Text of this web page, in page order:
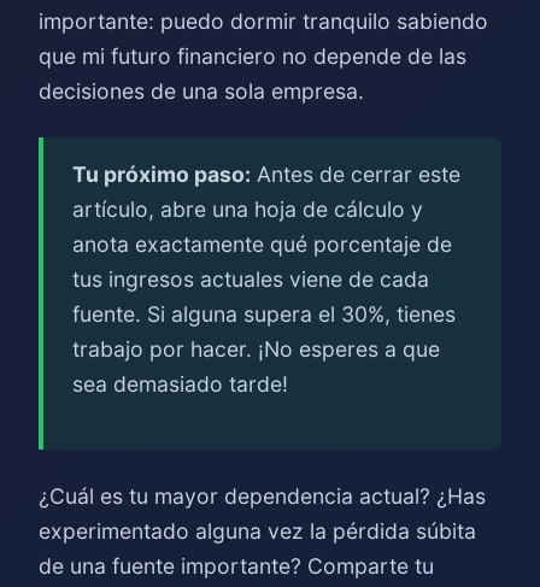
importante: puedo dormir tranquilo sabiendo
que mi futuro financiero no depende de las
decisiones de una sola empresa.
Tu próximo paso: Antes de cerrar este
artículo, abre una hoja de cálculo y
anota exactamente qué porcentaje de
tus ingresos actuales viene de cada
fuente. Si alguna supera el 30%, tienes
trabajo por hacer. ¡No esperes a que
sea demasiado tarde!
¿Cuál es tu mayor dependencia actual? ¿Has
experimentado alguna vez la pérdida súbita
de una fuente importante? Comparte tu